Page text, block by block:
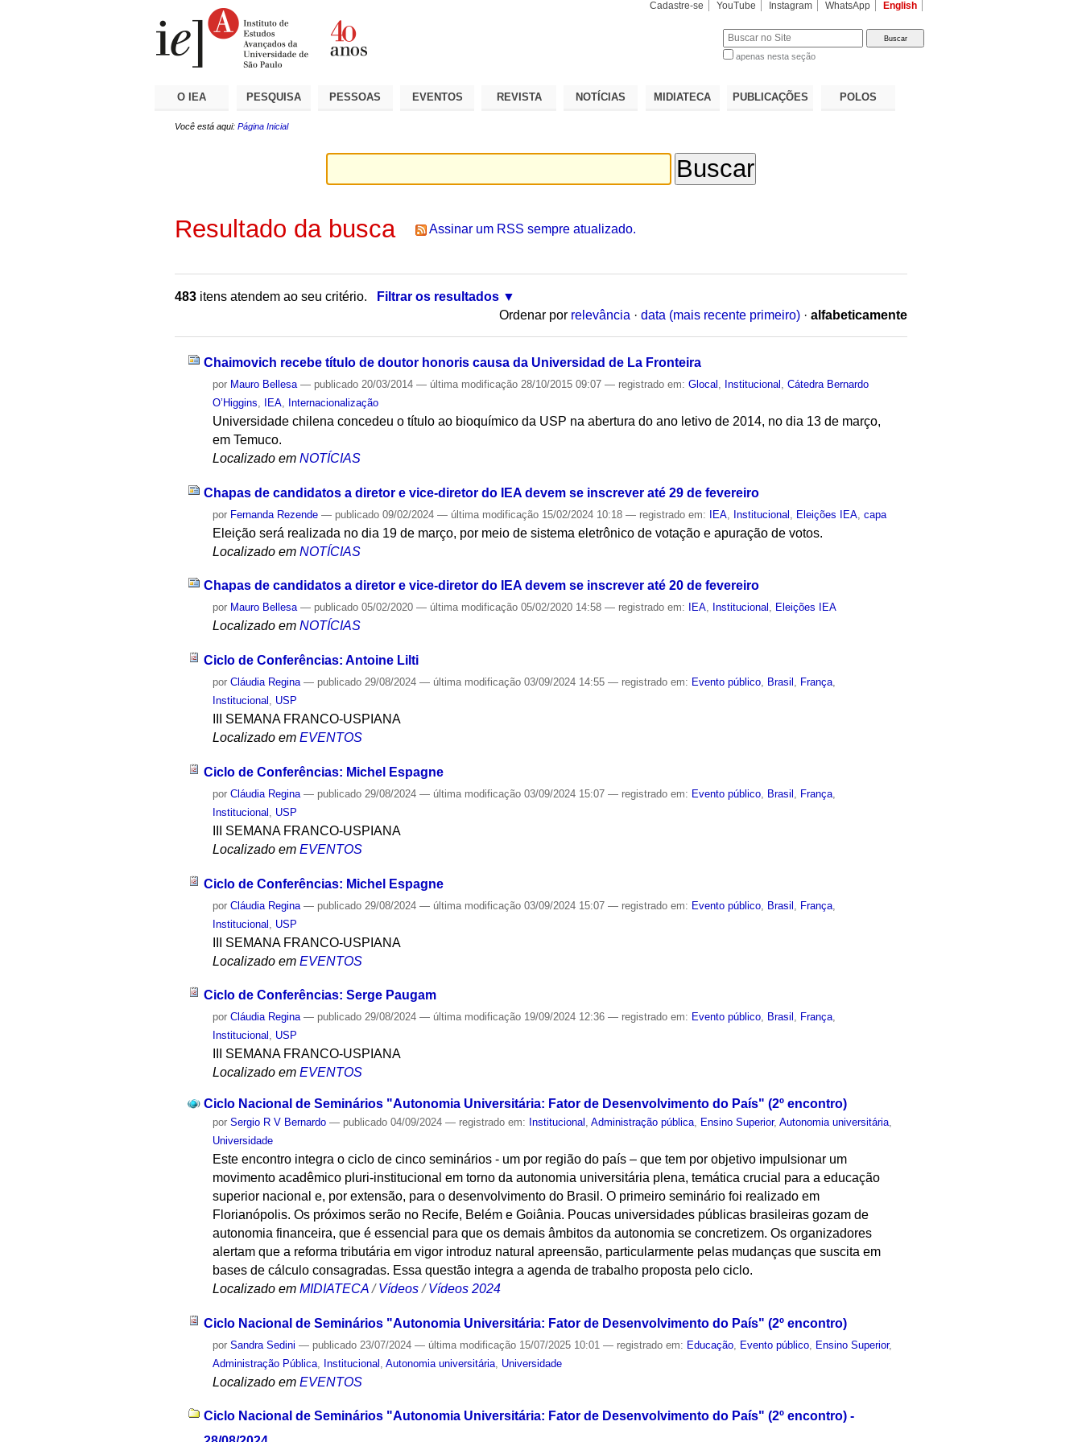
Cadastre-se YouTube Instagram WhatsApp English
apenas nesta seção
O IEA PESQUISA PESSOAS EVENTOS REVISTA NOTÍCIAS MIDIATECA PUBLICAÇÕES POLOS
Você está aqui: Página Inicial
Resultado da busca Assinar um RSS sempre atualizado.
483 itens atendem ao seu critério.
Filtrar os resultados
Ordenar por relevância · data (mais recente primeiro) · alfabeticamente
Chaimovich recebe título de doutor honoris causa da Universidad de La Fronteira
por Mauro Bellesa — publicado 20/03/2014— última modificação 28/10/2015 09:07— registrado em:Glocal Institucional ,Cátedra Bernardo
O’Higgins
IEA Internacionalização
Universidade chilena concedeu o título ao bioquímico da USP na abertura do ano letivo de 2014, no dia 13 de março,
em Temuco.
Localizado em NOTÍCIAS
Chapas de candidatos a diretor e vice-diretor do IEA devem se inscrever até 29 de fevereiro
por Fernanda Rezende — publicado 09/02/2024— última modificação 15/02/2024 10:18— registrado em: IEA Institucional Eleições IEA ,capa
Eleição será realizada no dia 19 de março, por meio de sistema eletrônico de votação e apuração de votos.
Localizado em NOTÍCIAS
Chapas de candidatos a diretor e vice-diretor do IEA devem se inscrever até 20 de fevereiro
por Mauro Bellesa — publicado 05/02/2020— última modificação 05/02/2020 14:58— registrado em: IEA, Institucional , Eleições IEA
Localizado em NOTÍCIAS
Ciclo de Conferências: Antoine Lilti
porCláudia Regina — publicado 29/08/2024— última modificação 03/09/2024 14:55— registrado em: Evento público, Brasil , França,
Institucional , USP
III SEMANA FRANCO-USPIANA
Localizado em EVENTOS
Ciclo de Conferências: Michel Espagne
porCláudia Regina — publicado 29/08/2024— última modificação 03/09/2024 15:07— registrado em: Evento público Brasil França
Institucional
USP
III SEMANA FRANCO-USPIANA
Localizado em EVENTOS
Ciclo de Conferências: Michel Espagne
porCláudia Regina — publicado 29/08/2024— última modificação 03/09/2024 15:07— registrado em: Evento público Brasil França
Institucional
USP
III SEMANA FRANCO-USPIANA
Localizado em EVENTOS
Ciclo de Conferências: Serge Paugam
porCláudia Regina — publicado 29/08/2024— última modificação 19/09/2024 12:36— registrado em: Evento público, Brasil , França,
Institucional , USP
III SEMANA FRANCO-USPIANA
Localizado em EVENTOS
Ciclo Nacional de Seminários "Autonomia Universitária: Fator de Desenvolvimento do País" (2º encontro)
porSergio R V Bernardo — publicado 04/09/2024— registrado em: Institucional ,Administração pública Ensino Superior,Autonomia universitária
Universidade
Este encontro integra o ciclo de cinco seminários - um por região do país – que tem por objetivo impulsionar um
movimento acadêmico pluri-institucional em torno da autonomia universitária plena, temática crucial para a educação
superior nacional e, por extensão, para o desenvolvimento do Brasil. O primeiro seminário foi realizado em
Florianópolis. Os próximos serão no Recife, Belém e Goiânia. Poucas universidades públicas brasileiras gozam de
autonomia financeira, que é essencial para que os demais âmbitos da autonomia se concretizem. Os organizadores
alertam que a reforma tributária em vigor introduz natural apreensão, particularmente pelas mudanças que suscita em
bases de cálculo consagradas. Essa questão integra a agenda de trabalho proposta pelo ciclo.
Localizado em MIDIATECA /Vídeos /Vídeos 2024
Ciclo Nacional de Seminários "Autonomia Universitária: Fator de Desenvolvimento do País" (2º encontro)
porSandra Sedini — publicado 23/07/2024— última modificação 15/07/2025 10:01— registrado em: Educação Evento público Ensino Superior,
Administração Pública Institucional ,Autonomia universitária Universidade
Localizado em EVENTOS
Ciclo Nacional de Seminários "Autonomia Universitária: Fator de Desenvolvimento do País" (2º encontro) -